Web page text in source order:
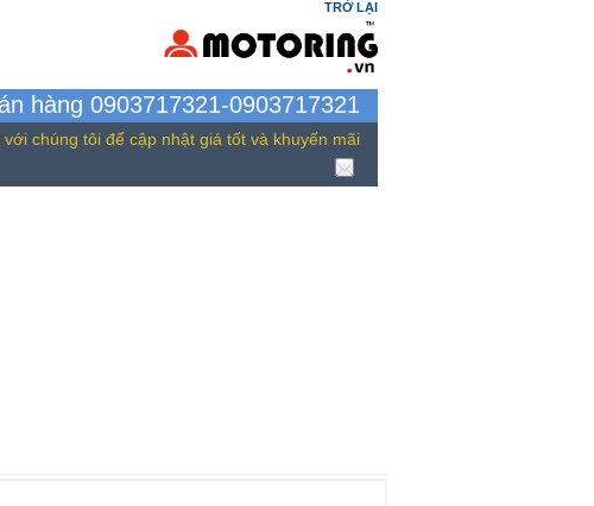
TRỞ LẠI
hàng 0903717321-0903717321
với chúng tôi để cập nhật giá tốt và khuyến mãi